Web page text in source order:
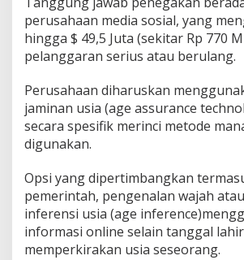
perusahaan media sosial, yang
hingga $ 49,5 Juta (sekitar Rp 770
pelanggaran serius atau berulang.
Perusahaan diharuskan
jaminan usia (age assurance
secara spesifik merinci metode
digunakan.
Opsi yang dipertimbangkan
pemerintah, pengenalan wajah
inferensi usia (age
informasi online selain tanggal
memperkirakan usia seseorang.